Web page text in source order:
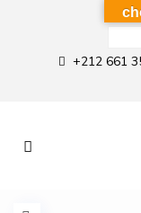
+212 661